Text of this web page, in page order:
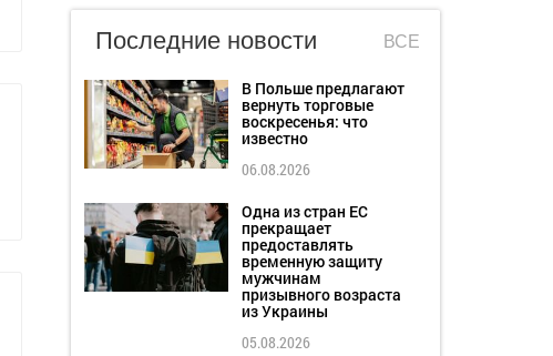
Последние новости ВСЕ
В Польше предлагают
вернуть торговые
воскресенья: что
известно
06.08.2026
Одна из стран ЕС
прекращает
предоставлять
временную защиту
мужчинам
призывного возраста
из Украины
05.08.2026